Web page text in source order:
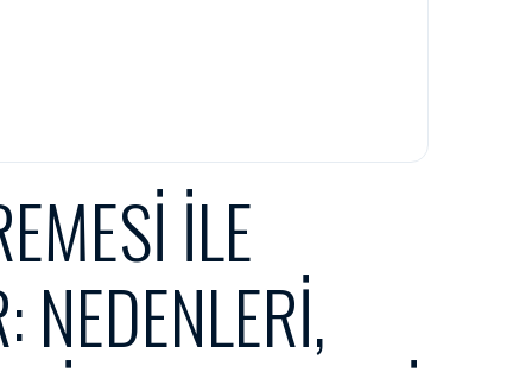
ILE
NEDENLERI,